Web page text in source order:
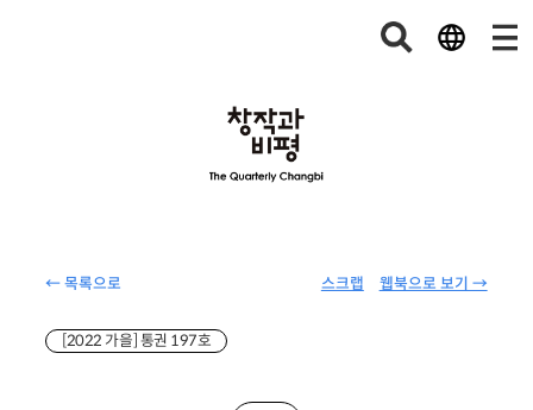
← 목록으로 웹북으로 보기 →
스크랩
[2022 가을] 통권 197호